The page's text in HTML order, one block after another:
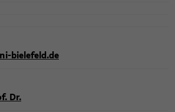
​bielefeld.de
Dr.